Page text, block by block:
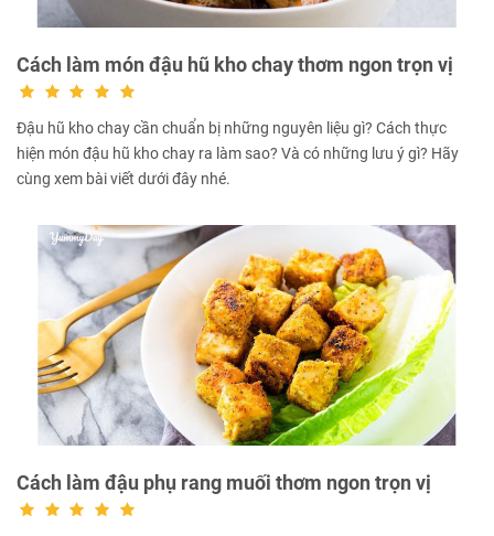
Cách làm món đậu hũ kho chay thơm ngon trọn vị
Đậu hũ kho chay cần chuẩn bị những nguyên liệu gì? Cách thực
hiện món đậu hũ kho chay ra làm sao? Và có những lưu ý gì? Hãy
cùng xem bài viết dưới đây nhé.
Cách làm đậu phụ rang muối thơm ngon trọn vị